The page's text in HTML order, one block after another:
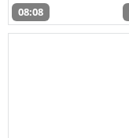
08:08